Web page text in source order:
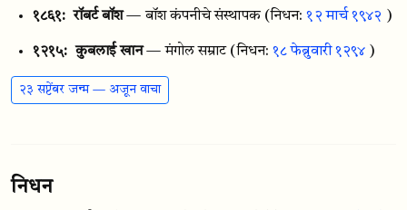
१८६१: रॉबर्ट बॉश — बॉश कंपनीचे संस्थापक (निधन:१२ मार्च १९४२ )
१२१५: कुबलाई खान — मंगोल सम्राट (निधन:१८ फेब्रुवारी १२९४ )
२३ सप्टेंबर जन्म — अजून वाचा
निधन